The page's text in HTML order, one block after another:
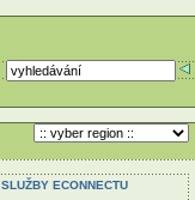
SLUŽBY ECONNECTU